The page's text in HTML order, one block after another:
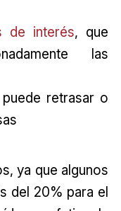
de interés, que
las
retrasar o
ya que algunos
del 20% para el